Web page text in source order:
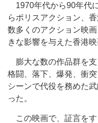
1970年代から90年代
らポリスアクション、
数多くのアクション映
きな影響を与えた香港映
膨大な数の作品群を支
格闘、落下、爆発、衝
シーンで代役を務めた
った。
この映画で、証言をす